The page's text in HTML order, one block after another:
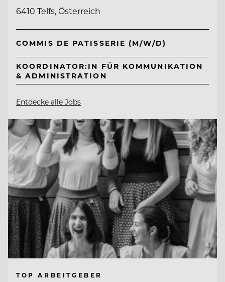
6410 Telfs, Österreich
COMMIS DE PATISSERIE (M/W/D)
KOORDINATOR:IN FÜR KOMMUNIKATION
& ADMINISTRATION
Entdecke alle Jobs
TOP ARBEITGEBER